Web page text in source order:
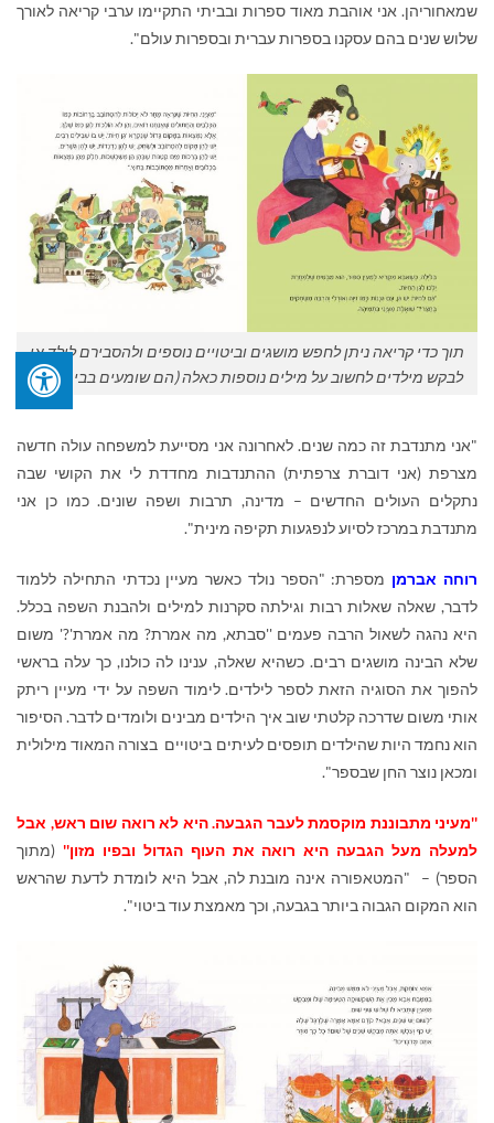
שמאחוריהן. אני אוהבת מאוד ספרות ובביתי התקיימו ערבי קריאה לאורך
שלוש שנים בהם עסקנו בספרות עברית ובספרות עולם".
תוך כדי קריאה ניתן לחפש מושגים וביטויים נוספים ולהסבירם לילד או
לבקש מילדים לחשוב על מילים נוספות כאלה (הם שומעים בבית ובגן)
"אני מתנדבת זה כמה שנים. לאחרונה אני מסייעת למשפחה עולה חדשה
מצרפת (אני דוברת צרפתית) ההתנדבות מחדדת לי את הקושי שבה
נתקלים העולים החדשים – מדינה, תרבות ושפה שונים. כמו כן אני
מתנדבת במרכז לסיוע לנפגעות תקיפה מינית".
רוחה אברמן מספרת: "הספר נולד כאשר מעיין נכדתי התחילה ללמוד
לדבר, שאלה שאלות רבות וגילתה סקרנות למילים ולהבנת השפה בכלל.
היא נהגה לשאול הרבה פעמים ''סבתא, מה אמרת? מה אמרת'?' משום
שלא הבינה מושגים רבים. כשהיא שאלה, ענינו לה כולנו, כך עלה בראשי
להפוך את הסוגיה הזאת לספר לילדים. לימוד השפה על ידי מעיין ריתק
אותי משום שדרכה קלטתי שוב איך הילדים מבינים ולומדים לדבר. הסיפור
הוא נחמד היות שהילדים תופסים לעיתים ביטויים בצורה המאוד מילולית
ומכאן נוצר החן שבספר".
''מעיני מתבוננת מוקסמת לעבר הגבעה. היא לא רואה שום ראש, אבל
למעלה מעל הגבעה היא רואה את העוף הגדול ובפיו מזון'' (מתוך
הספר) – "המטאפורה אינה מובנת לה, אבל היא לומדת לדעת שהראש
הוא המקום הגבוה ביותר בגבעה, וכך מאמצת עוד ביטוי".